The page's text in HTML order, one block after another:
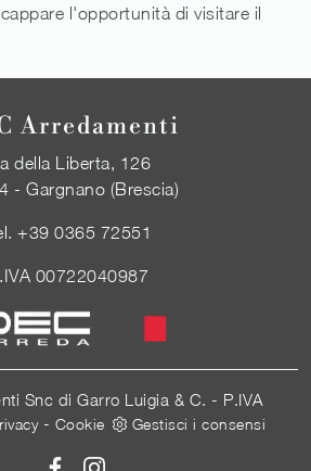
l'opportunità di visitare il
Arredamenti
della Liberta, 126
- Gargnano (Brescia)
+39 0365 72551
00722040987
Snc di Garro Luigia & C. - P.IVA
- Cookie Gestisci i consensi